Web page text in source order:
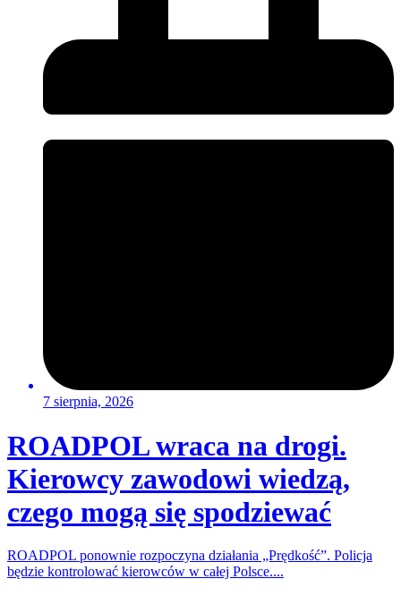
7 sierpnia, 2026
ROADPOL wraca na drogi.
Kierowcy zawodowi wiedzą,
czego mogą się spodziewać
ROADPOL ponownie rozpoczyna działania „Prędkość”. Policja
będzie kontrolować kierowców w całej Polsce....